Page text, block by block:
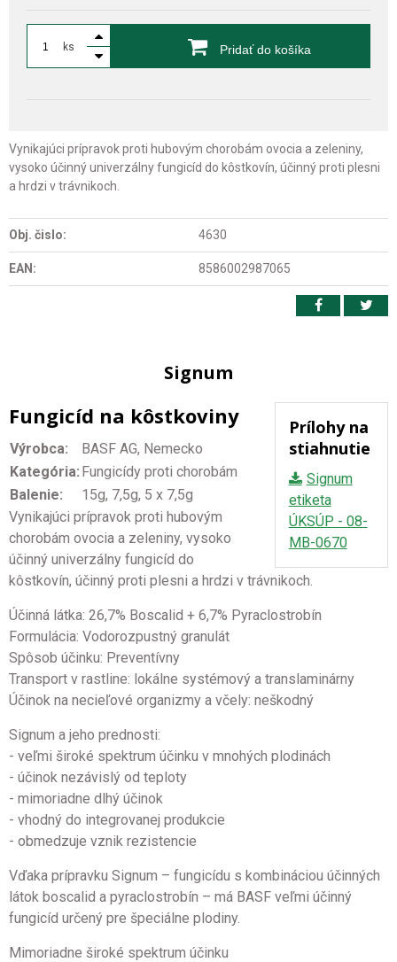
ks Pridať do košíka
Vynikajúci prípravok proti hubovým chorobám ovocia a zeleniny,
vysoko účinný univerzálny fungicíd do kôstkovín, účinný proti plesni
a hrdzi v trávnikoch.
Obj. čislo: 4630
EAN: 8586002987065
Signum
Prílohy na
stiahnutie
Signum
etiketa
ÚKSÚP - 08-
MB-0670
Fungicíd na kôstkoviny
Výrobca:
BASF AG, Nemecko
Kategória: Fungicídy proti chorobám
Balenie:
15g, 7,5g, 5 x 7,5g
Vynikajúci prípravok proti hubovým
chorobám ovocia a zeleniny, vysoko
účinný univerzálny fungicíd do
kôstkovín, účinný proti plesni a hrdzi v trávnikoch.
Účinná látka: 26,7% Boscalid + 6,7% Pyraclostrobín
Formulácia: Vodorozpustný granulát
Spôsob účinku: Preventívny
Transport v rastline: lokálne systémový a translaminárny
Účinok na necieľové organizmy a včely: neškodný
Signum a jeho prednosti:
- veľmi široké spektrum účinku v mnohých plodinách
- účinok nezávislý od teploty
- mimoriadne dlhý účinok
- vhodný do integrovanej produkcie
- obmedzuje vznik rezistencie
Vďaka prípravku Signum – fungicídu s kombináciou účinných
látok boscalid a pyraclostrobín – má BASF veľmi účinný
fungicíd určený pre špeciálne plodiny.
Mimoriadne široké spektrum účinku